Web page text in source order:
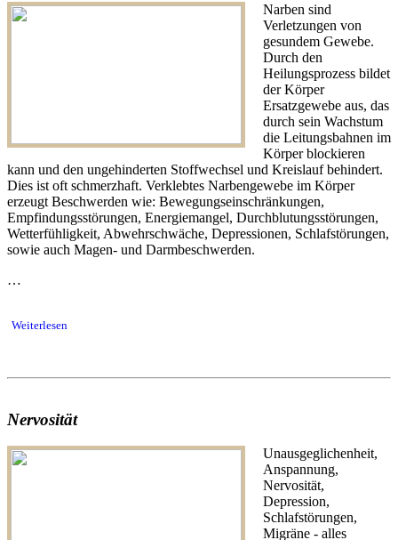
Narben sind
Verletzungen von
gesundem Gewebe.
Durch den
Heilungsprozess bildet
der Körper
Ersatzgewebe aus, das
durch sein Wachstum
die Leitungsbahnen im
Körper blockieren
kann und den ungehinderten Stoffwechsel und Kreislauf behindert.
Dies ist oft schmerzhaft. Verklebtes Narbengewebe im Körper
erzeugt Beschwerden wie: Bewegungseinschränkungen,
Empfindungsstörungen, Energiemangel, Durchblutungsstörungen,
Wetterfühligkeit, Abwehrschwäche, Depressionen, Schlafstörungen,
sowie auch Magen- und Darmbeschwerden.
…
Weiterlesen
Nervosität
Unausgeglichenheit,
Anspannung,
Nervosität,
Depression,
Schlafstörungen,
Migräne - alles